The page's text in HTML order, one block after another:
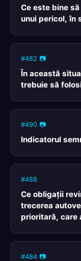
Ce este bine
unui pericol, în
#482 📷
În această
trebuie să
#490 📷
Indicatorul
#488
Ce obligaţii
trecerea
prioritară, care
albastră şi pe
#484 📷